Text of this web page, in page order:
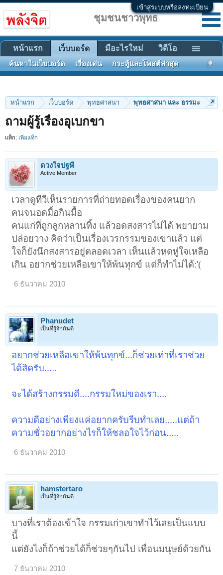
เข้าสู่ระบบหรือลงทะเบียน
หน้าแรก เว็บบอร์ด พุทธศาสนา พุทธศาสนา และ ธรรมะ
ถามผู้รู้เรื่องอุเบกขา
แท็ก: เพิ่มแท็ก
ดวงใจปฐพี
Active Member
เวลาดูทีวีเห็นรายการที่ถ่ายทอดเรื่องของคนยาก
คนจนอดมื้อกินมื้อ
คนแก่ที่ถูกลูกหลานทิ้ง แล้วอดสงสารไม่ได้ พยายาม
ปล่อยวาง คิดว่าเป็นเรื่องเวรกรรมของเขาแล้ว แต่
ใจก็ยังนึกสงสารอยู่ตลอดเวลา เห็นแล้วหดหู่ใจเหลือ
เกิน อยากช่วยเหลือเขาให้พ้นทุกข์ แต่ก็ทำไม่ได้:'(
6 ธันวาคม 2010
Phanudet
เป็นที่รู้จักกันดี
อยากช่วยเหลือเขาให้พ้นทุกข์...ก็ช่วยเท่าที่เราช่วย
ได้สิครับ.....
จะได้สร้างกรรมดี....กรรมใหม่ของเรา....
ความดีอย่างเพียงแค่อยากครับรีบทำเลย.....แต่ถ้า
ความชั่วอยากอย่างไรก็ให้ชลอใจไว้ก่อน.....
6 ธันวาคม 2010
hamstertaro
เป็นที่รู้จักกันดี
บางที่เราต้องเข้าใจ กรรมเก่าเขาทำไว้เลยเป็นแบบ
นี้
แต่ยังไงก็ถ้าช่วยได้ก็ช่วยๆกันไป เพื่อนมนุษย์ด้วยกัน
7 ธันวาคม 2010
ชุมชนชาวพุทธ
หน้าแรก เว็บบอร์ด
ค้นหาในเว็บบอร์ด เรื่องเด่น กระทู้และโพสต์ล่าสุด
มีอะไรใหม่ วิดีโอ